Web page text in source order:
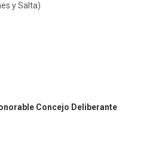
y Salta)
Concejo Deliberante